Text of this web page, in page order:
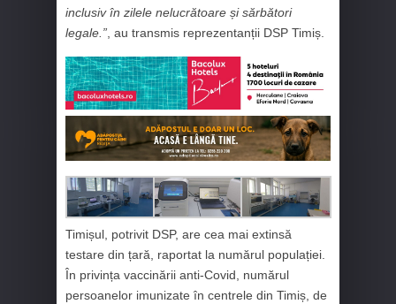
inclusiv în zilele nelucrătoare și sărbători
legale.” , au transmis reprezentanții DSP Timiș.
Timișul, potrivit DSP, are cea mai extinsă
testare din țară, raportat la numărul populației.
În privința vaccinării anti-Covid, numărul
persoanelor imunizate în centrele din Timiș, de